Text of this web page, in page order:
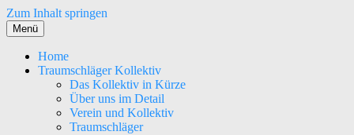
Zum Inhalt springen
Menü
Home
Traumschläger Kollektiv
Das Kollektiv in Kürze
Über uns im Detail
Verein und Kollektiv
Traumschläger